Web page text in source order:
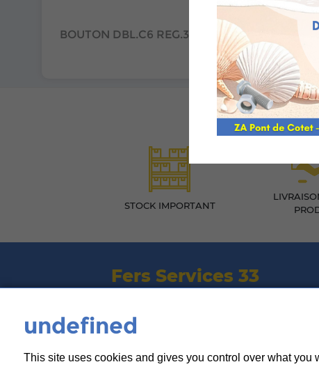
BOUTON DBL.C6 REG.30/80 VIS POINT.ZK
STOCK IMPORTANT
Fers Services 33
undefined
This site uses cookies and gives you control over what you